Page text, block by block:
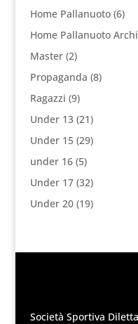
Home Pallanuoto(6)
Home Pallanuoto
Master(2)
Propaganda (8)
Ragazzi (9)
Under 13(21)
Under 15(29)
under 16(5)
Under 17(32)
Under 20(19)
Società Sportiva